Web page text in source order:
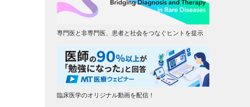
専門医と非専門医、患者と社会をつなぐヒントを提示
臨床医学のオリジナル動画を配信！